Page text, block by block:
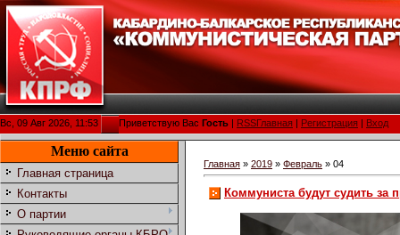
Вс, 09 Авг 2026, 11:53 Приветствую Вас Гость RSSГлавная Регистрация Вход
Меню сайта
Главная страница
Контакты
О партии
Главная » 2019 » Февраль » 04
Коммуниста будут судить за